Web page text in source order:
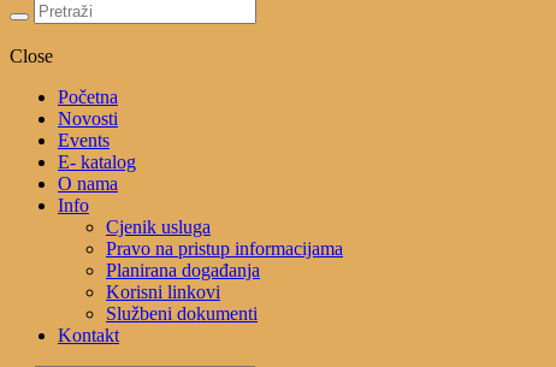
Close
Početna
Novosti
Events
E- katalog
O nama
Info
Cjenik usluga
Pravo na pristup informacijama
Planirana događanja
Korisni linkovi
Službeni dokumenti
Kontakt